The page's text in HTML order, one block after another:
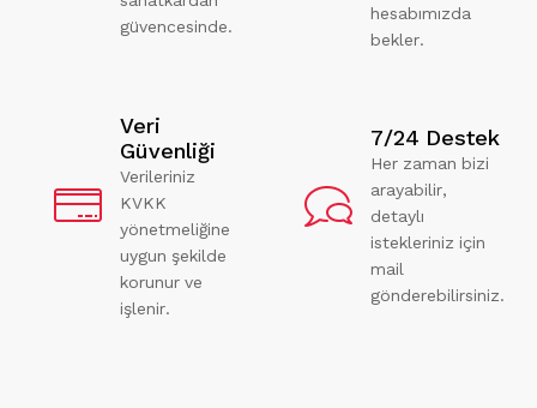
güvencesinde.
hesabımızda
bekler.
Veri
Güvenliği
Verileriniz
KVKK
yönetmeliğine
uygun şekilde
korunur ve
işlenir.
7/24 Destek
Her zaman bizi
arayabilir,
detaylı
istekleriniz için
mail
gönderebilirsiniz.